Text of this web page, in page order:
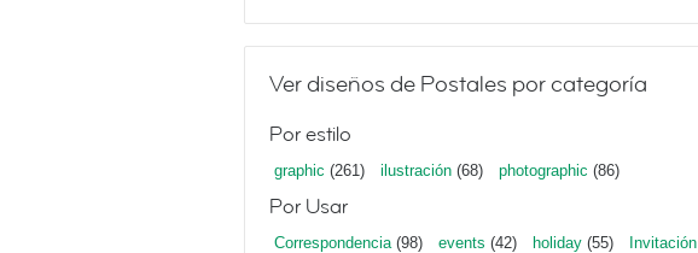
Ver diseños de Postales por categoría
Por estilo
graphic (261) ilustración (68) photographic (86)
Por Usar
Correspondencia(98) events (42) holiday (55) Invitación